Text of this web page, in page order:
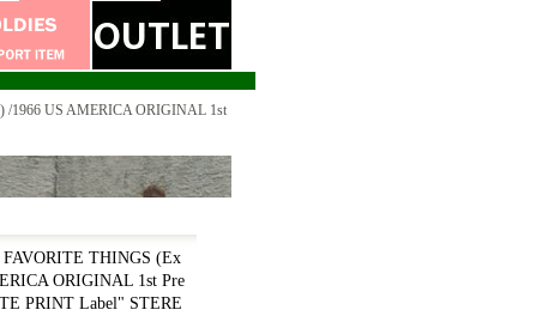
1966 US AMERICA ORIGINAL 1st
THINGS (Ex
ORIGINAL 1st Pre
PRINT Label" STERE